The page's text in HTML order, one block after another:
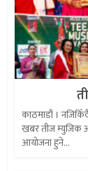
काठमाडौं ।
खबर तीज म्युजिक
आयोजना हुने...